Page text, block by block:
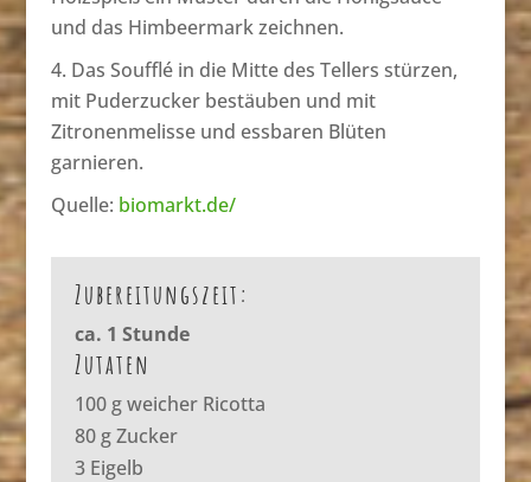
und das Himbeermark zeichnen.
Das Soufflé in die Mitte des Tellers stürzen,
mit Puderzucker bestäuben und mit
Zitronenmelisse und essbaren Blüten
garnieren.
Quelle: biomarkt.de/
Zubereitungszeit:
ca. 1 Stunde
Zutaten
100 g weicher Ricotta
80 g Zucker
3 Eigelb